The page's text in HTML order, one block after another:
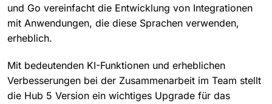
und Go vereinfacht die Entwicklung von Integrationen
mit Anwendungen, die diese Sprachen verwenden,
erheblich.
Mit bedeutenden KI-Funktionen und erheblichen
Verbesserungen bei der Zusammenarbeit im Team stellt
die Hub 5 Version ein wichtiges Upgrade für das